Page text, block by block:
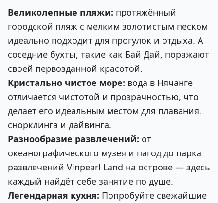
Великолепные пляжи: протяжённый
городской пляж с мелким золотистым песком
идеально подходит для прогулок и отдыха. А
соседние бухты, такие как Бай Дай, поражают
своей первозданной красотой.
Кристально чистое море: вода в Нячанге
отличается чистотой и прозрачностью, что
делает его идеальным местом для плавания,
снорклинга и дайвинга.
Разнообразие развлечений: от
океанографического музея и пагод до парка
развлечений Vinpearl Land на острове — здесь
каждый найдёт себе занятие по душе.
Легендарная кухня: Попробуйте свежайшие